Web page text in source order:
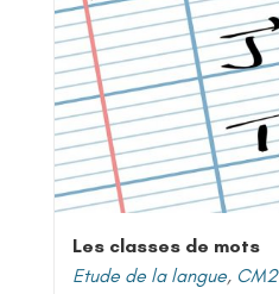
Les classes de mots
Etude de la langue, CM2